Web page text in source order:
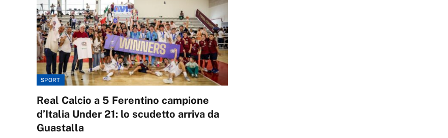
SPORT
Real Calcio a 5 Ferentino campione
d’Italia Under 21: lo scudetto arriva da
Guastalla